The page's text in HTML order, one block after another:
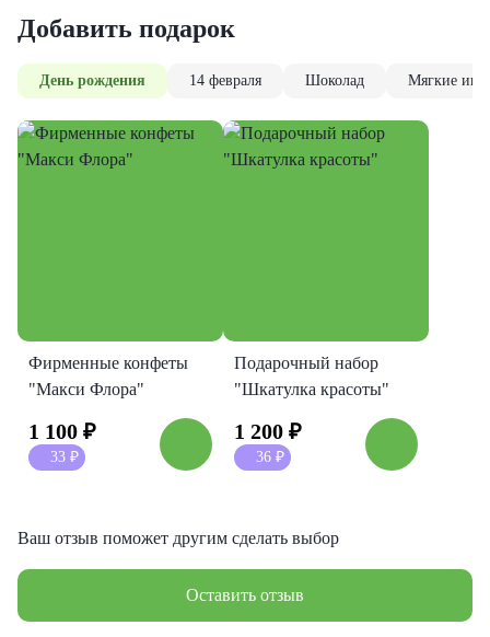
Добавить подарок
День рождения 14 февраля Шоколад Мягкие
Фирменные конфеты
"Макси Флора"
1 100 ₽
33 ₽
Подарочный набор
"Шкатулка красоты"
1 200 ₽
36 ₽
Ваш отзыв поможет другим сделать выбор
Оставить отзыв